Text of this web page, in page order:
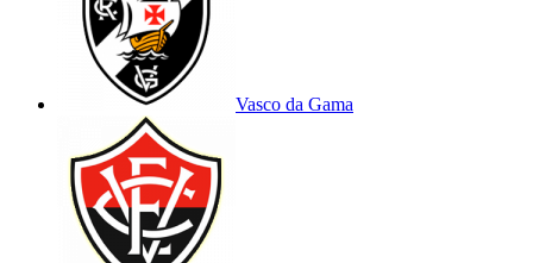
Vasco da Gama